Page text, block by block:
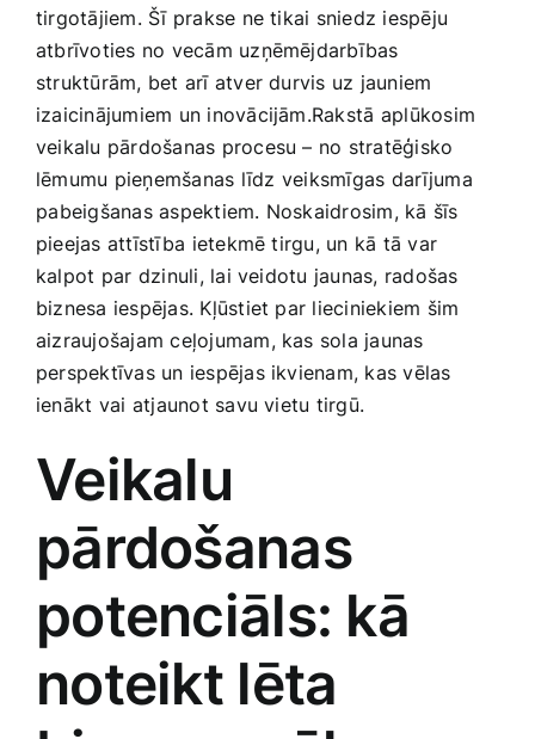
Preces pieaugušajiem
Rotaļlietas, bērnu preces
Smaržas, kosmētika
Sports, tūrisms un atpūta
TV un Sadzīves tehnika
tirgotājiem. Šī​ prakse ne tikai sniedz iespēju
atbrīvoties no vecām uzņēmējdarbības ​
struktūrām, bet arī atver durvis uz jauniem
izaicinājumiem un inovācijām.Rakstā ⁣aplūkosim
veikalu pārdošanas procesu – no stratēģisko
lēmumu pieņemšanas līdz ⁣veiksmīgas ⁣darījuma
⁢pabeigšanas aspektiem. Noskaidrosim, kā šīs
pieejas attīstība ⁤ietekmē‌ tirgu, ‌un kā tā var
kalpot par ⁣dzinuli, ​lai​ veidotu jaunas, radošas
biznesa iespējas. Kļūstiet par lieciniekiem šim
aizraujošajam ceļojumam, kas sola‌ jaunas
perspektīvas un iespējas‍ ikvienam, kas vēlas
ienākt vai⁢ atjaunot ​savu ‌vietu tirgū.
Veikalu
pārdošanas
potenciāls: kā
noteikt lēta